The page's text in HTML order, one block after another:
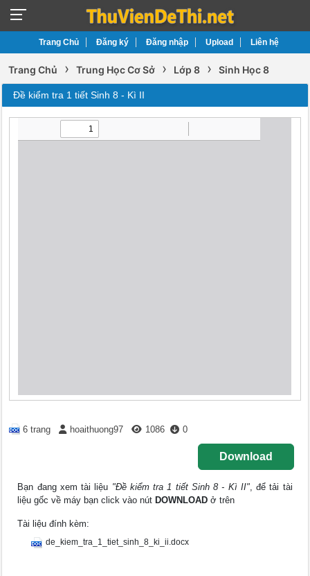
Trang Chủ Đăng ký Đăng nhập Upload Liên hệ
Trang Chủ › Trung Học Cơ Sở › Lớp 8 › Sinh Học 8
Đề kiểm tra 1 tiết Sinh 8 - Kì II
6 trang hoaithuong97 1086 0
Download
Bạn đang xem tài liệu "Đề kiểm tra 1 tiết Sinh 8 - Kì II", để tải tài
liệu gốc về máy bạn click vào nút DOWNLOAD ở trên
Tài liệu đính kèm:
de_kiem_tra_1_tiet_sinh_8_ki_ii.docx